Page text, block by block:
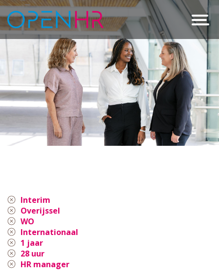
Interim
Overijssel
WO
Internationaal
1 jaar
28 uur
HR manager